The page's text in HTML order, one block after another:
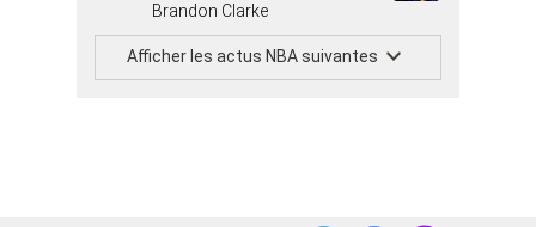
Brandon Clarke
Afficher les actus NBA suivantes